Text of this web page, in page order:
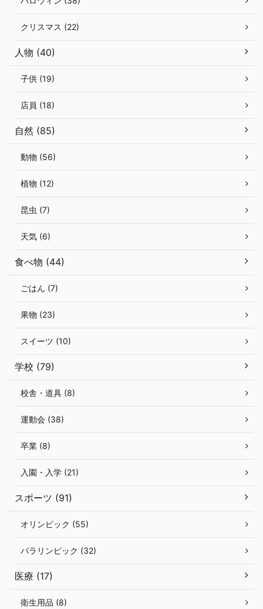
クリスマス (22)
人物 (40)
子供 (19)
店員 (18)
自然 (85)
動物 (56)
植物 (12)
昆虫 (7)
天気 (6)
食べ物 (44)
ごはん (7)
果物 (23)
スイーツ (10)
学校 (79)
校舎・道具 (8)
運動会 (38)
卒業 (8)
入園・入学 (21)
スポーツ (91)
オリンピック (55)
パラリンピック (32)
医療 (17)
衛生用品 (8)